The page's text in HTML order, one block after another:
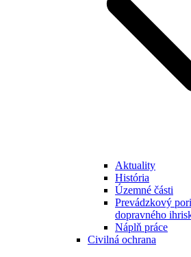
Aktuality
História
Územné části
Prevádzkový
dopravného
Náplň práce
Civilná ochrana